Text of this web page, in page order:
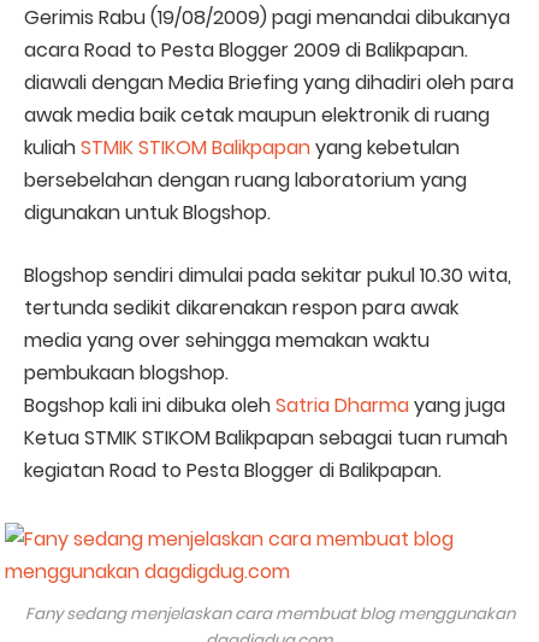
Gerimis Rabu (19/08/2009) pagi menandai dibukanya
acara Road to Pesta Blogger 2009 di Balikpapan.
diawali dengan Media Briefing yang dihadiri oleh para
awak media baik cetak maupun elektronik di ruang
kuliahSTMIK STIKOM Balikpapanyang kebetulan
bersebelahan dengan ruang laboratorium yang
digunakan untuk Blogshop.
Blogshop sendiri dimulai pada sekitar pukul 10.30 wita,
tertunda sedikit dikarenakan respon para awak
media yang over sehingga memakan waktu
pembukaan blogshop.
Bogshop kali ini dibuka olehSatria Dharmayang juga
Ketua STMIK STIKOM Balikpapan sebagai tuan rumah
kegiatan Road to Pesta Blogger di Balikpapan.
Fany sedang menjelaskan cara membuat blog menggunakan